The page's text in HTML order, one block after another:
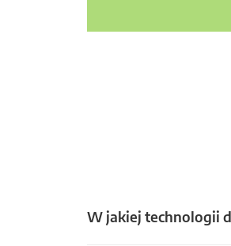
W jakiej technologii